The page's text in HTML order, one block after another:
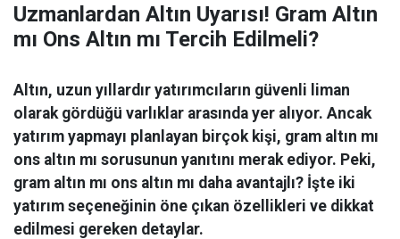
Uzmanlardan Altın Uyarısı! Gram Altın
mı Ons Altın mı Tercih Edilmeli?
Altın, uzun yıllardır yatırımcıların güvenli liman
olarak gördüğü varlıklar arasında yer alıyor. Ancak
yatırım yapmayı planlayan birçok kişi, gram altın mı
ons altın mı sorusunun yanıtını merak ediyor. Peki,
gram altın mı ons altın mı daha avantajlı? İşte iki
yatırım seçeneğinin öne çıkan özellikleri ve dikkat
edilmesi gereken detaylar.